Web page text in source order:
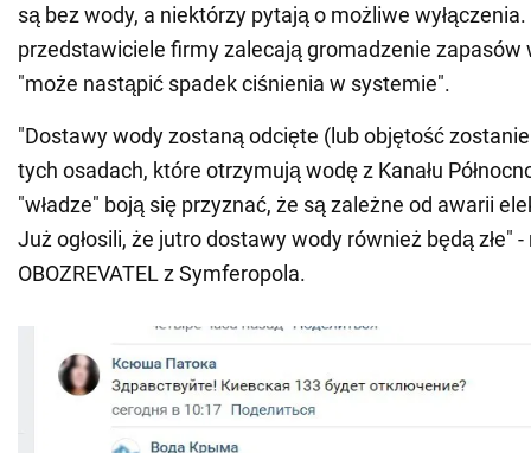
są bez wody, a niektórzy pytają o możliwe
przedstawiciele firmy zalecają gromadzenie zapasów
"może nastąpić spadek ciśnienia w systemie".
"Dostawy wody zostaną odcięte (lub objętość
tych osadach, które otrzymują wodę z Kanału
"władze" boją się przyznać, że są zależne od awarii
Już ogłosili, że jutro dostawy wody również będą złe" -
OBOZREVATEL z Symferopola.